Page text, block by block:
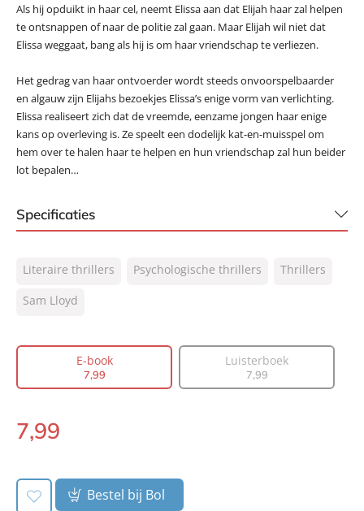
Als hij opduikt in haar cel, neemt Elissa aan dat Elijah haar zal helpen
te ontsnappen of naar de politie zal gaan. Maar Elijah wil niet dat
Elissa weggaat, bang als hij is om haar vriendschap te verliezen.
Het gedrag van haar ontvoerder wordt steeds onvoorspelbaarder
en algauw zijn Elijahs bezoekjes Elissa’s enige vorm van verlichting.
Elissa realiseert zich dat de vreemde, eenzame jongen haar enige
kans op overleving is. Ze speelt een dodelijk kat-en-muisspel om
hem over te halen haar te helpen en hun vriendschap zal hun beider
lot bepalen…
Specificaties
NUR:
305
Type:
Vertaler:
Edzard Krol
Aantal pagina's:
432
Verschijningsdatum:
Literaire thrillers Psychologische thrillers
Thrillers
Sam Lloyd
E-book
7,99
Luisterboek
7,99
E-
7,99
Bestel bij Bol